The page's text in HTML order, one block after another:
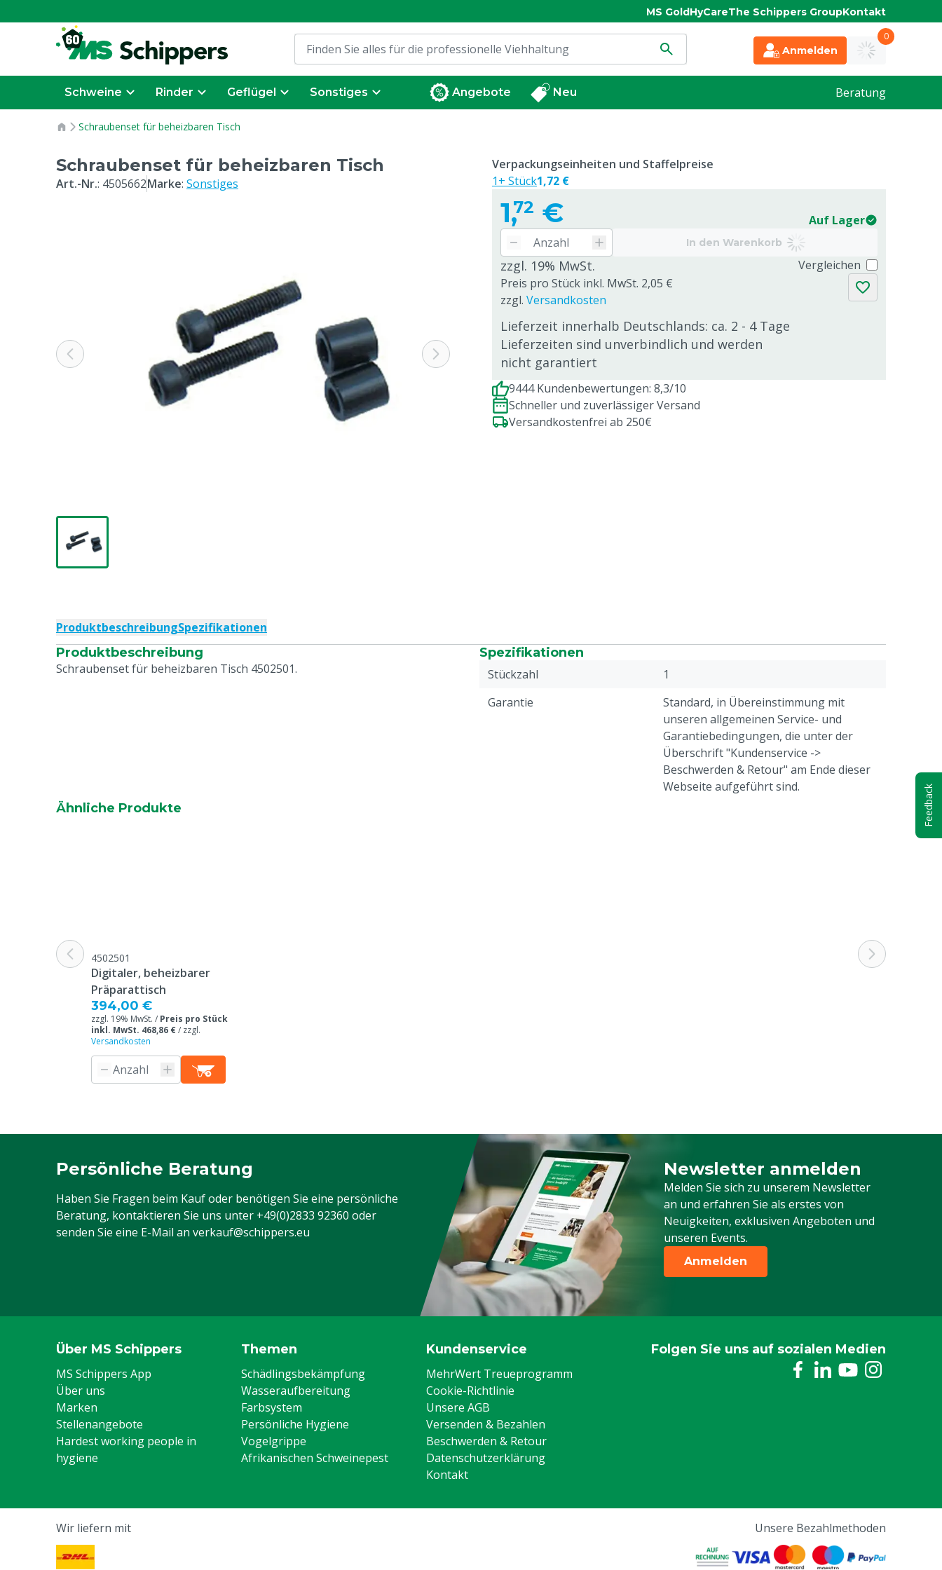
MS GoldHyCareThe Schippers GroupKontakt
Anmelden
0
Schweine Rinder Geflügel Sonstiges Angebote Neu Beratung
Schraubenset für beheizbaren Tisch
Schraubenset für beheizbaren Tisch
Art.-Nr.: 4505662Marke: Sonstiges
1,72 € Auf Lager
In den Warenkorb
zzgl. 19% MwSt.
Preis pro Stück inkl. MwSt. 2,05 €
zzgl. Versandkosten
Lieferzeit innerhalb Deutschlands: ca. 2 - 4 Tage
Lieferzeiten sind unverbindlich und werden
nicht garantiert
Vergleichen
Verpackungseinheiten und Staffelpreise
1+ Stück1,72 €
9444 Kundenbewertungen: 8,3/10
Schneller und zuverlässiger Versand
Versandkostenfrei ab 250€
ProduktbeschreibungSpezifikationen
Produktbeschreibung
Schraubenset für beheizbaren Tisch 4502501.
Spezifikationen
Stückzahl
1
Garantie
Standard, in Übereinstimmung mit
unseren allgemeinen Service- und
Garantiebedingungen, die unter der
Überschrift "Kundenservice ->
Beschwerden & Retour" am Ende dieser
Webseite aufgeführt sind.
Ähnliche Produkte
4502501
Digitaler, beheizbarer
Präparattisch
394,00 €
zzgl. 19% MwSt. / Preis pro Stück
inkl. MwSt. 468,86 €/ zzgl.
Versandkosten
Persönliche Beratung
Haben Sie Fragen beim Kauf oder benötigen Sie eine persönliche
Beratung, kontaktieren Sie uns unter +49(0)2833 92360 oder
senden Sie eine E-Mail an verkauf@schippers.eu
Newsletter anmelden
Melden Sie sich zu unserem Newsletter
an und erfahren Sie als erstes von
Neuigkeiten, exklusiven Angeboten und
unseren Events.
Melden Sie sich für unseren Newsletter
Anmelden
Über MS Schippers
MS Schippers App
Über uns
Marken
Stellenangebote
Hardest working people in
hygiene
Themen
Schädlingsbekämpfung
Wasseraufbereitung
Farbsystem
Persönliche Hygiene
Vogelgrippe
Afrikanischen Schweinepest
Kundenservice
MehrWert Treueprogramm
Cookie-Richtlinie
Unsere AGB
Versenden & Bezahlen
Beschwerden & Retour
Datenschutzerklärung
Kontakt
Folgen Sie uns auf sozialen Medien
Wir liefern mit Unsere Bezahlmethoden
Feedback